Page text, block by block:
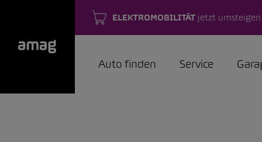
ELEKTROMOBILITÄTjetzt umsteigen
Auto finden Service